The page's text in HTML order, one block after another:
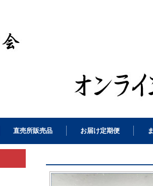
直売所販売品 お届け定期便